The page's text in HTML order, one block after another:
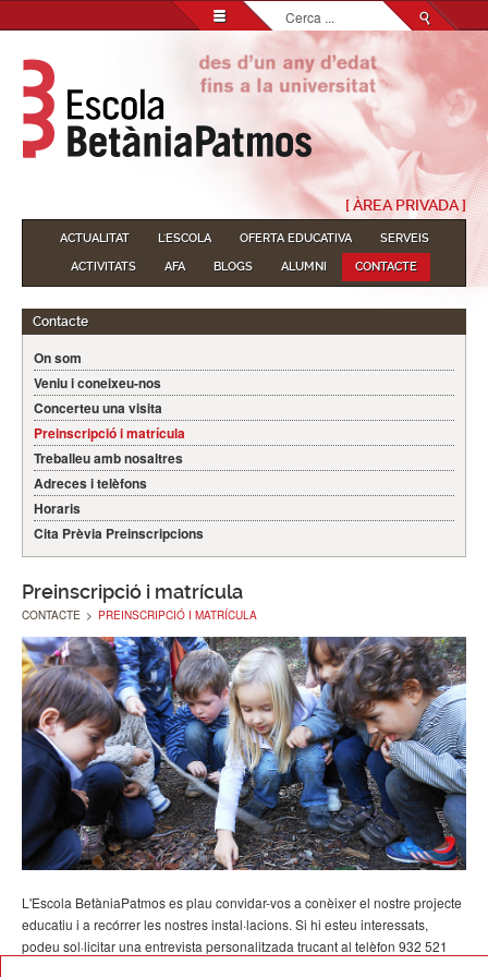
Cerca
...
[ ÀREA PRIVADA ]
ACTUALITAT L'ESCOLA OFERTA EDUCATIVA
SERVEIS
ACTIVITATS
AFA BLOGS ALUMNI CONTACTE
Contacte
On som
Veniu i coneixeu-nos
Concerteu una visita
Preinscripció i matrícula
Treballeu amb nosaltres
Adreces i telèfons
Horaris
Cita Prèvia Preinscripcions
Preinscripció i matrícula
CONTACTE > PREINSCRIPCIÓ I MATRÍCULA
L'Escola BetàniaPatmos es plau convidar-vos a conèixer el nostre projecte
educatiu i a recórrer les nostres instal·lacions. Si hi esteu interessats,
podeu sol·licitar una entrevista personalitzada trucant al telèfon 932 521